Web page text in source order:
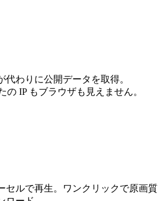
代わりに公開データを取得。
の IP もブラウザも見えません。
セルで再生。ワンクリックで原画質